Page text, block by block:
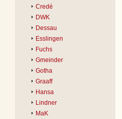
Credé
DWK
Dessau
Esslingen
Fuchs
Gmeinder
Gotha
Graaff
Hansa
Lindner
MaK